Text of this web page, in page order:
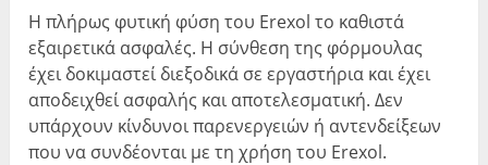
Η πλήρως φυτική φύση του Erexol το καθιστά
εξαιρετικά ασφαλές. Η σύνθεση της φόρμουλας
έχει δοκιμαστεί διεξοδικά σε εργαστήρια και έχει
αποδειχθεί ασφαλής και αποτελεσματική. Δεν
υπάρχουν κίνδυνοι παρενεργειών ή αντενδείξεων
που να συνδέονται με τη χρήση του Erexol.